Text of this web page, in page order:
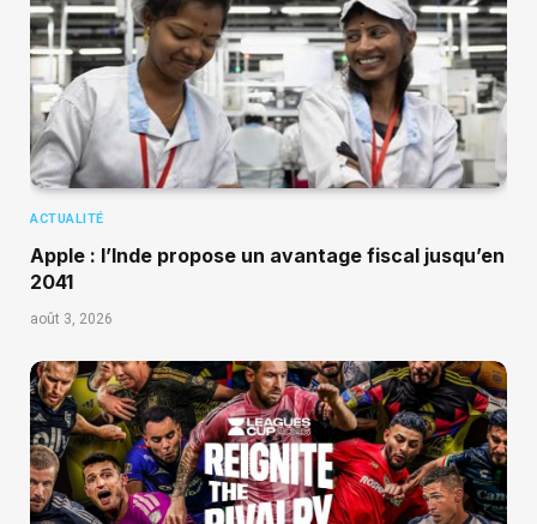
ACTUALITÉ
Apple : l’Inde propose un avantage fiscal jusqu’en
2041
août 3, 2026